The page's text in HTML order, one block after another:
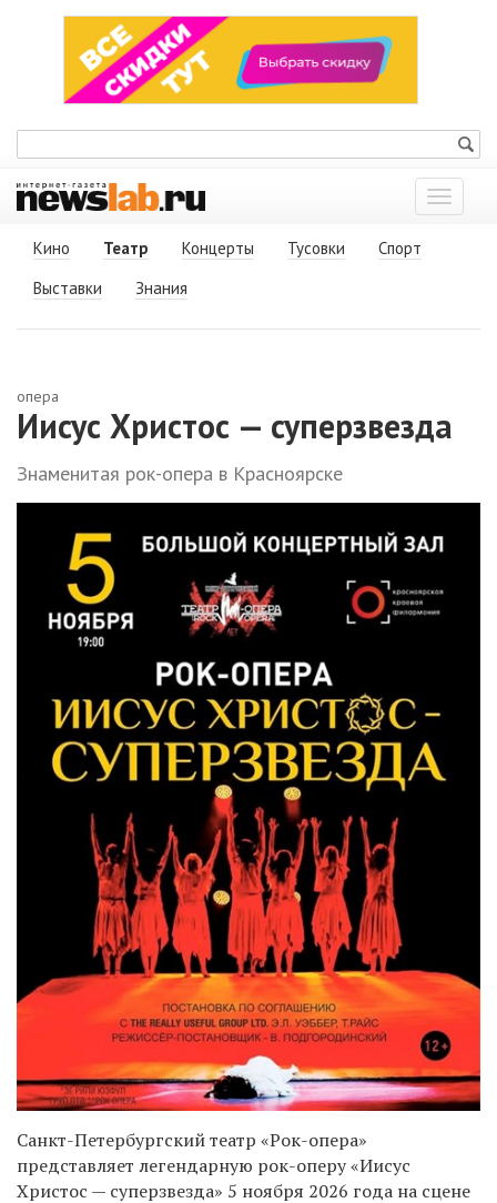
Показать
меню
Кино
Театр Концерты Тусовки
Спорт
Выставки
Знания
опера
Иисус Христос — суперзвезда
Знаменитая рок-опера в Красноярске
Санкт-Петербургский театр «Рок-опера»
представляет легендарную рок-оперу «Иисус
Христос — суперзвезда» 5 ноября 2026 года на сцене